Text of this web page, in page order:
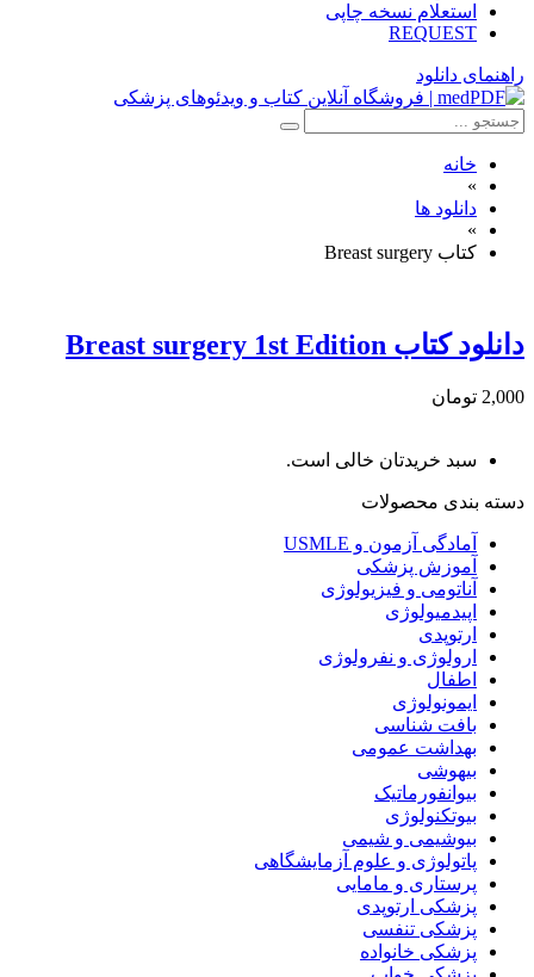
استعلام نسخه چاپی
REQUEST
راهنمای دانلود
خانه
»
دانلود ها
»
کتاب Breast surgery
دانلود کتاب Breast surgery 1st Edition
2,000 تومان
سبد خریدتان خالی است.
دسته بندی محصولات
آمادگی آزمون و USMLE
آموزش پزشکی
آناتومی و فیزیولوژی
اپیدمیولوژی
ارتوپدی
ارولوژی و نفرولوژی
اطفال
ایمونولوژی
بافت شناسی
بهداشت عمومی
بیهوشی
بیوانفورماتیک
بیوتکنولوژی
بیوشیمی و شیمی
پاتولوژی و علوم آزمایشگاهی
پرستاری و مامایی
پزشکی ارتوپدی
پزشکی تنفسی
پزشکی خانواده